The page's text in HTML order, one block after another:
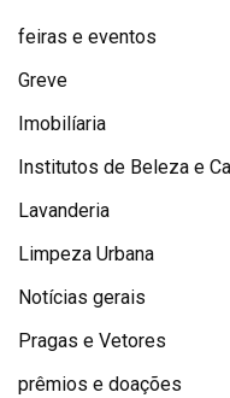
feiras e eventos
Greve
Imobilíaria
Institutos de Beleza e
Lavanderia
Limpeza Urbana
Notícias gerais
Pragas e Vetores
prêmios e doações